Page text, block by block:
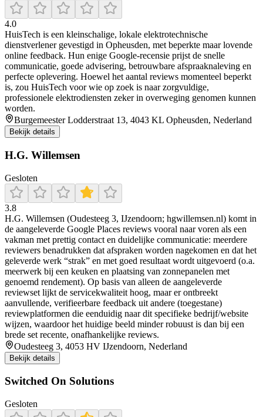
4.0
HuisTech is een kleinschalige, lokale elektrotechnische
dienstverlener gevestigd in Opheusden, met beperkte maar lovende
online feedback. Hun enige Google-recensie prijst de snelle
communicatie, goede advisering, betrouwbare afspraaknaleving en
perfecte oplevering. Hoewel het aantal reviews momenteel beperkt
is, zou HuisTech voor wie op zoek is naar zorgvuldige,
professionele elektrodiensten zeker in overweging genomen kunnen
worden.
Burgemeester Lodderstraat 13, 4043 KL Opheusden, Nederland
Bekijk details
H.G. Willemsen
Gesloten
3.8
H.G. Willemsen (Oudesteeg 3, IJzendoorn; hgwillemsen.nl) komt in
de aangeleverde Google Places reviews vooral naar voren als een
vakman met prettig contact en duidelijke communicatie: meerdere
reviewers benadrukken dat afspraken worden nagekomen en dat het
geleverde werk “strak” en met goed resultaat wordt uitgevoerd (o.a.
meerwerk bij een keuken en plaatsing van zonnepanelen met
genoemd rendement). Op basis van alleen de aangeleverde
reviewset lijkt de servicekwaliteit hoog, maar er ontbreekt
aanvullende, verifieerbare feedback uit andere (toegestane)
reviewplatformen die eenduidig naar dit specifieke bedrijf/website
wijzen, waardoor het huidige beeld minder robuust is dan bij een
brede set recente, onafhankelijke reviews.
Oudesteeg 3, 4053 HV IJzendoorn, Nederland
Bekijk details
Switched On Solutions
Gesloten